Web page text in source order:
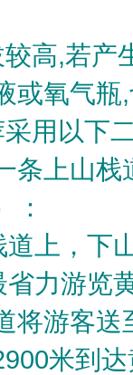
高,若产
或氧气瓶
用以下
条上山
：
上，下
力游览
将游客
米到